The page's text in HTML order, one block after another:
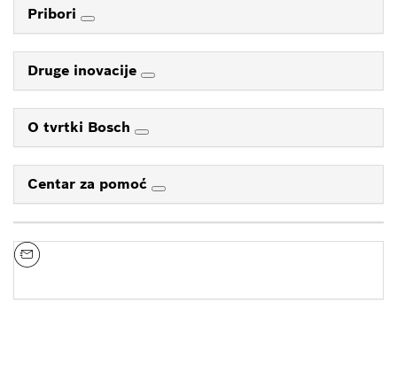
Pribori
Druge inovacije
O tvrtki Bosch
Centar za pomoć